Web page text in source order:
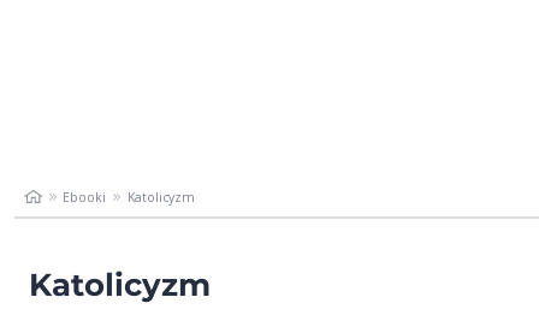
Ebooki Katolicyzm
Katolicyzm